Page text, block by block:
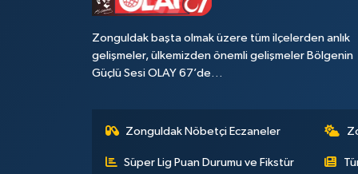
Zonguldak başta olmak üzere tüm ilçelerden anlık
gelişmeler, ülkemizden önemli gelişmeler Bölgenin
Güçlü Sesi OLAY 67’de…
Zonguldak Nöbetçi Eczaneler
Süper Lig Puan Durumu ve Fikstür
Tüm Haberler